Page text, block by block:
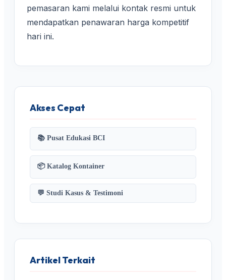
pemasaran kami melalui kontak resmi untuk
mendapatkan penawaran harga kompetitif
hari ini.
Akses Cepat
📚 Pusat Edukasi BCI
📦 Katalog Kontainer
💬 Studi Kasus & Testimoni
Artikel Terkait